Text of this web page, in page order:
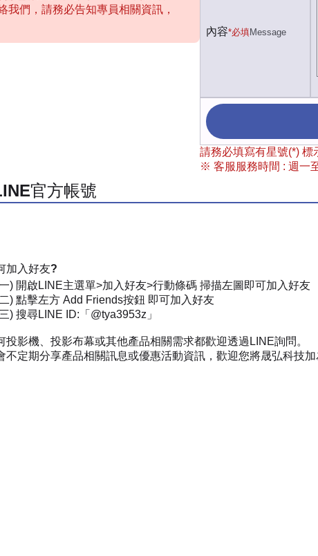
我們，請務必告知專員相關資訊，
內容*必填Message
請務必填寫有星號(*)
※ 客服服務時間 : 週一
官方帳號
加入好友?
) 開啟LINE主選單>加入好友>行動條碼 掃描左圖即可加入好友
) 點擊左方 Add Friends按鈕 即可加入好友
) 搜尋LINE ID:「@tya3953z」
投影機、投影布幕或其他產品相關需求都歡迎透過LINE詢問。
不定期分享產品相關訊息或優惠活動資訊，歡迎您將晟弘科技